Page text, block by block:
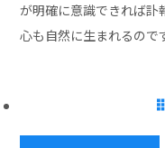
が明確に意識できれば訃
心も自然に生まれるので